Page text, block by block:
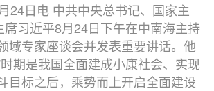
24日电 中共中央总书记、国家主
席习近平8月24日下午在中南海主持
域专家座谈会并发表重要讲话。他
期是我国全面建成小康社会、实现
目标之后，乘势而上开启全面建设